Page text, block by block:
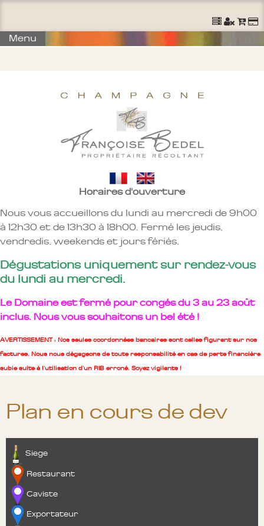
Menu
Horaires d'ouverture
Nous vous accueillons du lundi au mercredi de 9h00
à 12h30 et de 13h30 à 18h00. Fermé les jeudis,
vendredis, weekends et jours fériés.
Dégustations uniquement sur rendez-vous
du lundi au mercredi.
Le Domaine est fermé pour congés du 3 au 23 août
inclus. Nous vous souhaitons un bel été !
AVERTISSEMENT : Nos seules coordonnées bancaires sont celles figurant sur nos
factures. Nous nous dégageons de toute responsabilité en cas de perte financière
subie suite à l'utilisation d'un RIB erroné. Soyez vigilants !
Plan en cours de dev
Siege
Restaurant
Caviste
Exportateur